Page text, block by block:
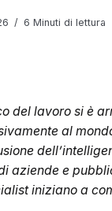
6 Minuti di lettura
del lavoro si è
al
aziende e
iniziano a